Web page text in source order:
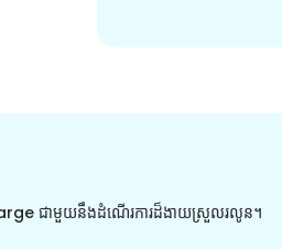
ជាមួយនឹងដំណើរការដ៏ងាយស្រួលរលូន។